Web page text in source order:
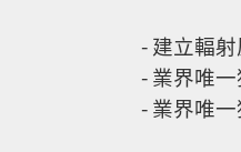
- 建立輻
- 業界唯
- 業界唯